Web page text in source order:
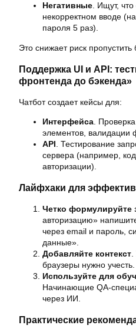
Негативные. Ищут,
некорректном вводе
пароля 5 раз).
Это снижает риск пропустить
Поддержка UI и API:
фронтенда до бэкенда»
Чатбот создает кейсы для:
Интерфейса .
элементов, валидации
API . Тестирование
сервера (например,
авторизации).
Лайфхаки для
Четко формулируйте
авторизацию»
через email и пароль,
данные».
Добавляйте контекст
браузеры нужно учесть.
Используйте для
Начинающие QA-
через ИИ.
Практические